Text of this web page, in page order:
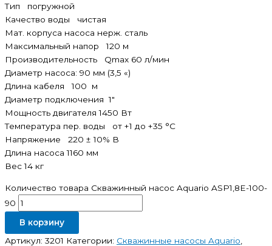
Тип погружной
Качество воды чистая
Мат. корпуса насоса нерж. сталь
Максимальный напор 120 м
Производительность Qmax 60 л/мин
Диаметр насоса: 90 мм (3,5 «)
Длина кабеля 100 м
Диаметр подключения 1″
Мощность двигателя 1450 Вт
Температура пер. воды от +1 до +35 °C
Напряжение 220 ± 10% В
Длина насоса 1160 мм
Вес 14 кг
Количество товара Скважинный насос Aquario ASP1,8E-100-
90
В корзину
Артикул: 3201 Категории: Скважинные насосы Aquario